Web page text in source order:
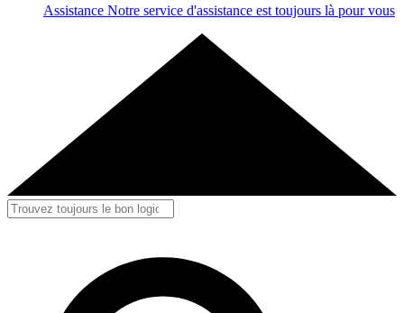
Assistance Notre service d'assistance est toujours là pour vous